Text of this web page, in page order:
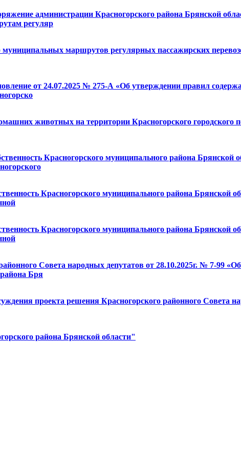
администрации Красногорского района Брянской
регуляр
маршрутов регулярных пассажирских
от 24.07.2025 № 275-А «Об утверждении правил
животных на территории Красногорского городского
Красногорского муниципального района Брянской
Красногорского муниципального района Брянской
Красногорского муниципального района Брянской
Совета народных депутатов от 28.10.2025г. № 7-99
Бря
проекта решения Красногорского районного Совета
района Брянской области"